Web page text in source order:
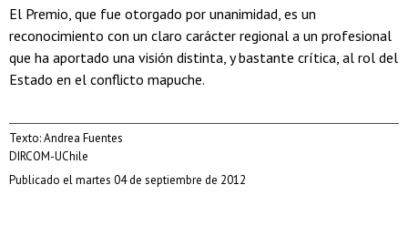
El Premio, que fue otorgado por unanimidad, es un
reconocimiento con un claro carácter regional a un profesional
que ha aportado una visión distinta, y bastante crítica, al rol del
Estado en el conflicto mapuche.
Texto: Andrea Fuentes
DIRCOM-UChile
Publicado el martes 04 de septiembre de 2012